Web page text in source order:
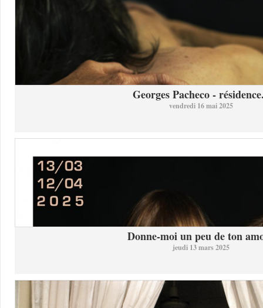
Georges Pacheco -
vendredi 16 mai 2025
Donne-moi un peu de ton
jeudi 13 mars 2025